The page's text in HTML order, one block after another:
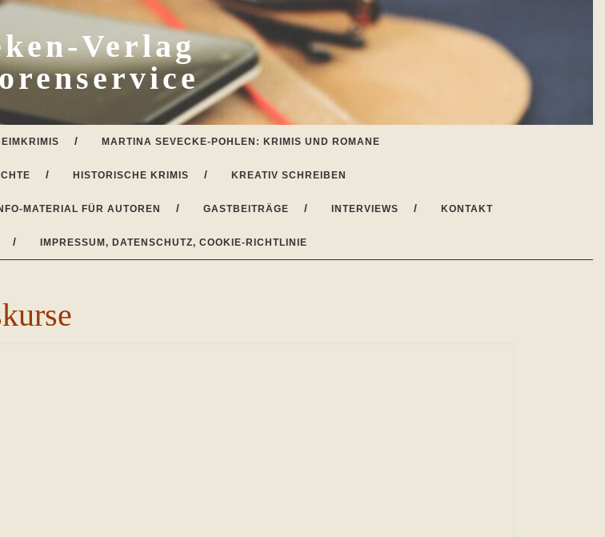
Verlag
MARTINA SEVECKE-POHLEN: KRIMIS UND ROMANE
HISTORISCHE KRIMIS KREATIV SCHREIBEN
MATERIAL FÜR AUTOREN GASTBEITRÄGE INTERVIEWS KONTAKT
IMPRESSUM, DATENSCHUTZ, COOKIE-RICHTLINIE